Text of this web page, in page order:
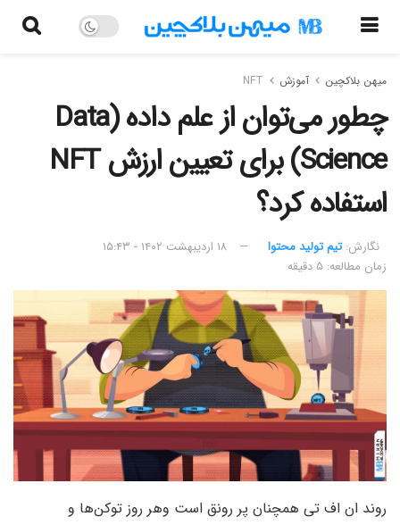
میهن بلاکچین آموزش NFT
چطور می‌توان از علم داده (Data
Science) برای تعیین ارزش NFT
استفاده کرد؟
نگارش:‌ تیم تولید محتوا
۱۸ اردیبهشت ۱۴۰۲ - ۱۵:۴۳
زمان مطالعه: ۵ دقیقه
روند ان اف تی همچنان پر رونق است وهر روز توکن‌ها و